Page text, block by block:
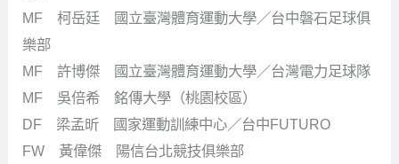
MF 柯岳廷 國立臺灣體育運動大學／台中磐石足球俱
樂部
MF 許博傑 國立臺灣體育運動大學／台灣電力足球隊
MF 吳倍希 銘傳大學（桃園校區）
DF 梁孟昕 國家運動訓練中心／台中FUTURO
FW 黃偉傑 陽信台北競技俱樂部